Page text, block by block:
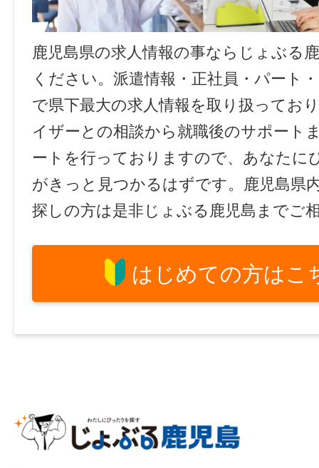
鹿児島県の求人情報の事ならじょぶる
ください。派遣情報・正社員・パート
で県下最大の求人情報を取り扱ってお
イザーとの相談から就職後のサポート
ートを行っておりますので、あなたに
がきっと見つかるはずです。鹿児島県
探しの方は是非じょぶる鹿児島までご
はじめての方はこ